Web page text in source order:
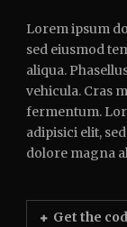
Lorem ipsum
sed eiusmod
aliqua.
vehicula. Cras
fermentum.
adipisici elit,
dolore magna
Get the